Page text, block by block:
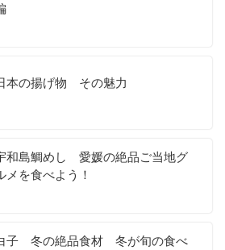
本の揚げ物 その魅力
和島鯛めし 愛媛の絶品ご当地グ
メを食べよう！
子 冬の絶品食材 冬が旬の食べ